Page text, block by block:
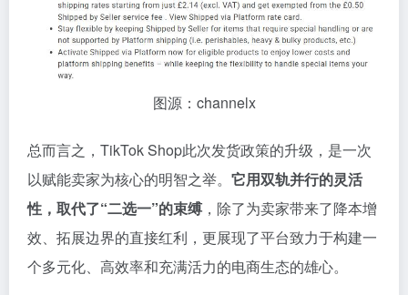
图源：channelx
总而言之，TikTok Shop此次发货政策的升级，是一次
以赋能卖家为核心的明智之举。 它用双轨并行的灵活
性，取代了“二选一”的束缚 ，除了为卖家带来了降本增
效、拓展边界的直接红利，更展现了平台致力于构建一
个多元化、高效率和充满活力的电商生态的雄心。